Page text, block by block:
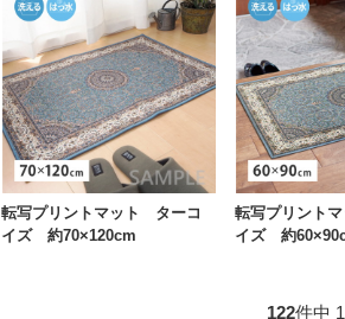
転写プリントマット ターコ
イズ 約70×120cm
転写プリント
イズ 約
122件中